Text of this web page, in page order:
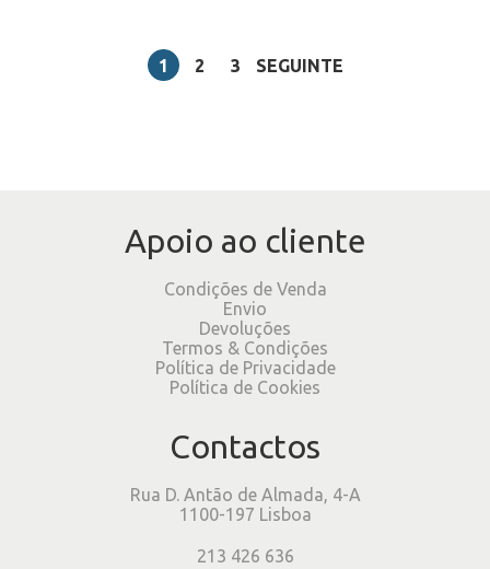
1 2 3 SEGUINTE
Apoio ao cliente
Condições de Venda
Envio
Devoluções
Termos & Condições
Política de Privacidade
Política de Cookies
Contactos
Rua D. Antão de Almada, 4-A
1100-197 Lisboa
213 426 636